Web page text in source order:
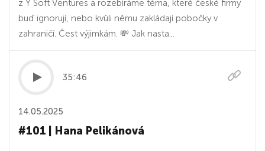
z Y Soft Ventures a rozebíráme téma, které české firmy
buď ignorují, nebo kvůli němu zakládají pobočky v
zahraničí. Čest výjimkám. 💸 Jak nasta...
35:46
14.05.2025
#101 | Hana Pelikánová